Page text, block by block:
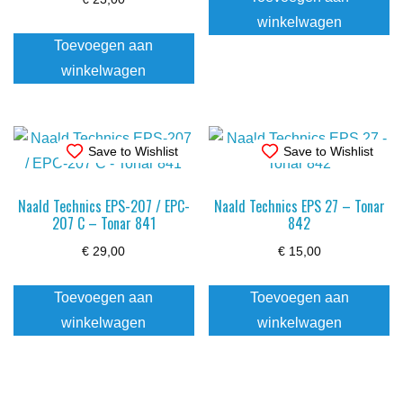
Toevoegen aan
winkelwagen
winkelwagen
Save to Wishlist
Naald Technics EPS-207 / EPC-
207 C – Tonar 841
€ 29,00
Toevoegen aan
winkelwagen
Save to Wishlist
Naald Technics EPS 27 – Tonar
842
€15,00
Toevoegen aan
winkelwagen